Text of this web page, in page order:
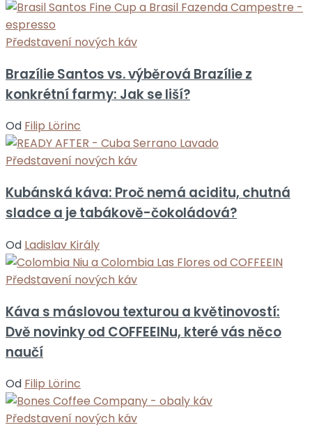
Představení nových káv
Brazílie Santos vs. výběrová Brazílie z
konkrétní farmy: Jak se liší?
Od Filip Lörinc
Představení nových káv
Kubánská káva: Proč nemá aciditu, chutná
sladce a je tabákově-čokoládová?
Od Ladislav Király
Představení nových káv
Káva s máslovou texturou a květinovostí:
Dvě novinky od COFFEEINu, které vás něco
naučí
Od Filip Lörinc
Představení nových káv